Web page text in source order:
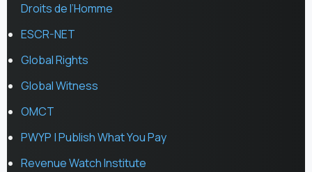
Droits de l’Homme
ESCR-NET
Global Rights
Global Witness
OMCT
PWYP | Publish What You Pay
Revenue Watch Institute